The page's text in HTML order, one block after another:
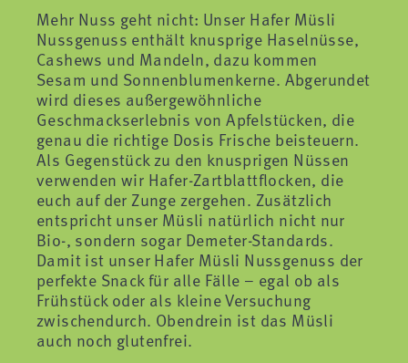
Mehr Nuss geht nicht: Unser Hafer Müsli
Nussgenuss enthält knusprige Haselnüsse,
Cashews und Mandeln, dazu kommen
Sesam und Sonnenblumenkerne. Abgerundet
wird dieses außergewöhnliche
Geschmackserlebnis von Apfelstücken, die
genau die richtige Dosis Frische beisteuern.
Als Gegenstück zu den knusprigen Nüssen
verwenden wir Hafer-Zartblattflocken, die
euch auf der Zunge zergehen. Zusätzlich
entspricht unser Müsli natürlich nicht nur
Bio-, sondern sogar Demeter-Standards.
Damit ist unser Hafer Müsli Nussgenuss der
perfekte Snack für alle Fälle – egal ob als
Frühstück oder als kleine Versuchung
zwischendurch. Obendrein ist das Müsli
auch noch glutenfrei.